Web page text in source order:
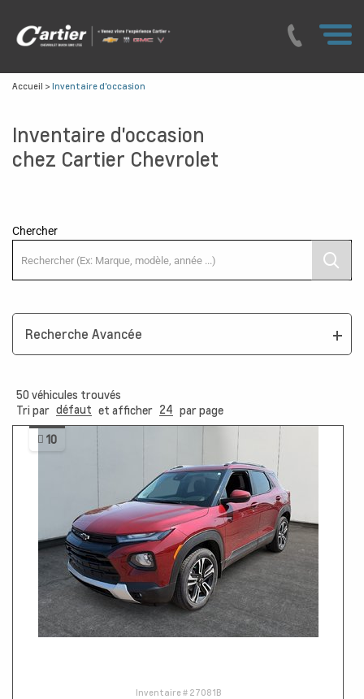
Accueil > Inventaire d'occasion
Inventaire d'occasion
chez Cartier Chevrolet
Chercher
Recherche Avancée
50 véhicules trouvés
Tri par défaut et afficher 24 par page
10
Inventaire # 27081B